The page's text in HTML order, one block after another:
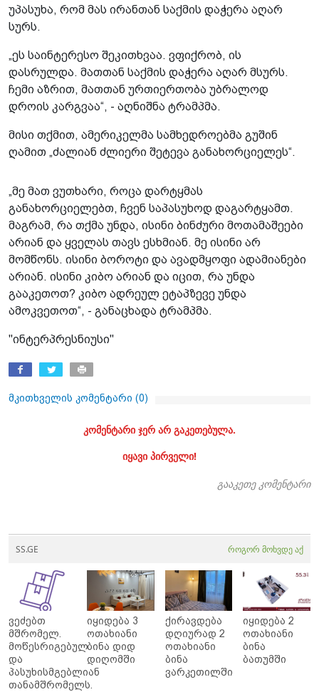
უპასუხა, რომ მას ირანთან საქმის დაჭერა აღარ
სურს.
„ეს საინტერესო შეკითხვაა. ვფიქრობ, ის
დასრულდა. მათთან საქმის დაჭერა აღარ მსურს.
ჩემი აზრით, მათთან ურთიერთობა უბრალოდ
დროის კარგვაა“, - აღნიშნა ტრამპმა.
მისი თქმით, ამერიკელმა სამხედროებმა გუშინ
ღამით „ძალიან ძლიერი შეტევა განახორციელეს“.
„მე მათ ვუთხარი, როცა დარტყმას
განახორციელებთ, ჩვენ საპასუხოდ დაგარტყამთ.
მაგრამ, რა თქმა უნდა, ისინი ბინძური მოთამაშეები
არიან და ყველას თავს ესხმიან. მე ისინი არ
მომწონს. ისინი ბოროტი და ავადმყოფი ადამიანები
არიან. ისინი კიბო არიან და იცით, რა უნდა
გააკეთოთ? კიბო ადრეულ ეტაპზევე უნდა
ამოკვეთოთ“, - განაცხადა ტრამპმა.
"ინტერპრესნიუსი"
მკითხველის კომენტარი (0)
კომენტარი ჯერ არ გაკეთებულა.
იყავი პირველი!
გააკეთე კომენტარი
SS.GE როგორ მოხვდე აქ
ვეძებთ
მშრომელ.
მოწესრიგებულ
და
პასუხისმგებლიან
თანამშრომელს.
იყიდება 3
ოთახიანი
ბინა დიდ
დიღომში
ქირავდება
დღიურად 2
ოთახიანი
ბინა
ვარკეთილში
იყიდება 2
ოთახიანი
ბინა
ბათუმში